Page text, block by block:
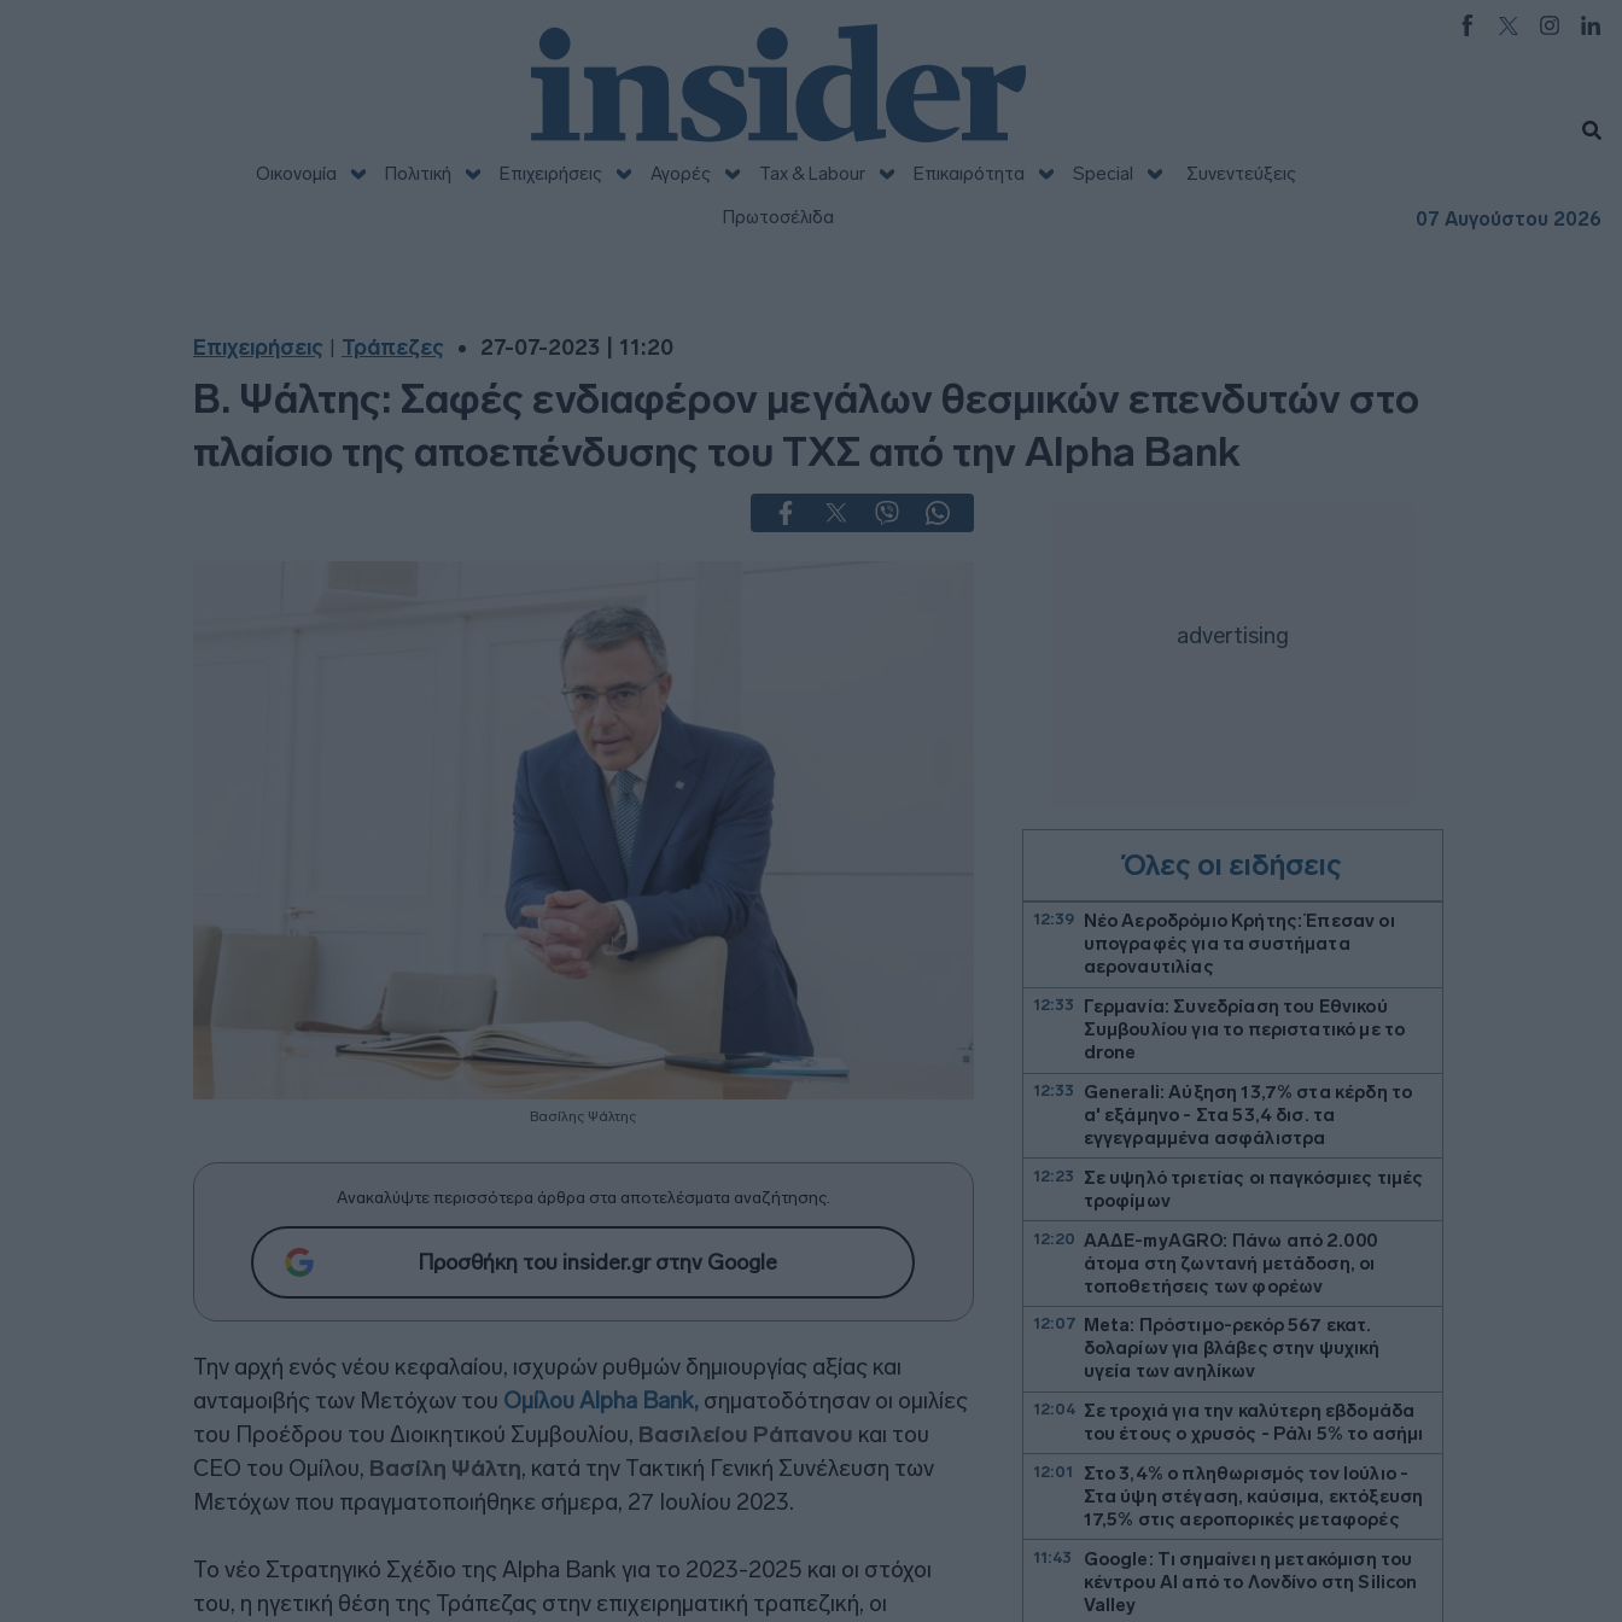
Οικονομία Πολιτική Επιχειρήσεις Αγορές Tax & Labour Επικαιρότητα Special
Συνεντεύξεις
Πρωτοσέλιδα
07 Αυγούστου 2026
Επιχειρήσεις Τράπεζες 27-07-2023 | 11:20
B. Ψάλτης: Σαφές ενδιαφέρον μεγάλων θεσμικών επενδυτών στο
πλαίσιο της αποεπένδυσης του ΤΧΣ από την Alpha Bank
Βασίλης Ψάλτης
Ανακαλύψτε περισσότερα άρθρα στα αποτελέσματα αναζήτησης.
Προσθήκη του insider.gr στην Google
Την αρχή ενός νέου κεφαλαίου, ισχυρών ρυθμών δημιουργίας αξίας και
ανταμοιβής των Μετόχων του Ομίλου Alpha Bank, σηματοδότησαν οι ομιλίες
του Προέδρου του Διοικητικού Συμβουλίου, Βασιλείου Ράπανου και του
CEO του Ομίλου, Βασίλη Ψάλτη, κατά την Τακτική Γενική Συνέλευση των
Μετόχων που πραγματοποιήθηκε σήμερα, 27 Ιουλίου 2023.
Το νέο Στρατηγικό Σχέδιο της Alpha Bank για το 2023-2025 και οι στόχοι
του, η ηγετική θέση της Τράπεζας στην επιχειρηματική τραπεζική, οι
Όλες οι ειδήσεις
12:39
Νέο Αεροδρόμιο Κρήτης: Έπεσαν οι
υπογραφές για τα συστήματα
αεροναυτιλίας
12:33
Γερμανία: Συνεδρίαση του Εθνικού
Συμβουλίου για το περιστατικό με το
drone
12:33
Generali: Αύξηση 13,7% στα κέρδη το
α' εξάμηνο - Στα 53,4 δισ. τα
εγγεγραμμένα ασφάλιστρα
12:23
Σε υψηλό τριετίας οι παγκόσμιες τιμές
τροφίμων
12:20 ΑΑΔΕ-myAGRO: Πάνω από 2.000
άτομα στη ζωντανή μετάδοση, oι
τοποθετήσεις των φορέων
12:07 Meta: Πρόστιμο-ρεκόρ 567 εκατ.
δολαρίων για βλάβες στην ψυχική
υγεία των ανηλίκων
12:04 Σε τροχιά για την καλύτερη εβδομάδα
του έτους ο χρυσός - Ράλι 5% το ασήμι
12:01
Στο 3,4% ο πληθωρισμός τον Ιούλιο -
Στα ύψη στέγαση, καύσιμα, εκτόξευση
17,5% στις αεροπορικές μεταφορές
11:43
Google: Tι σημαίνει η μετακόμιση του
κέντρου ΑΙ από το Λονδίνο στη Silicon
Valley